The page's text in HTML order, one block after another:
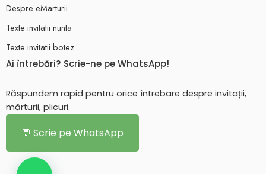
Despre eMarturii
Texte invitatii nunta
Texte invitatii botez
Ai întrebări? Scrie-ne pe WhatsApp!
Răspundem rapid pentru orice întrebare despre invitații,
mărturii, plicuri.
💬 Scrie pe WhatsApp